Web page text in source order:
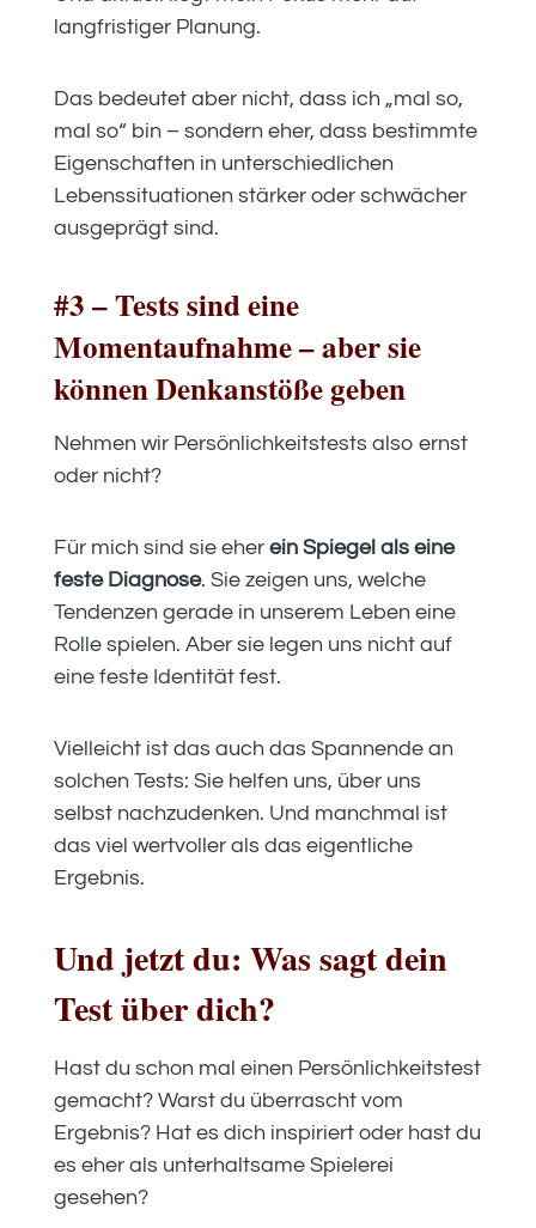
langfristiger Planung.
Das bedeutet aber nicht, dass ich „mal so,
mal so“ bin – sondern eher, dass bestimmte
Eigenschaften in unterschiedlichen
Lebenssituationen stärker oder schwächer
ausgeprägt sind.
#3 – Tests sind eine
Momentaufnahme – aber sie
können Denkanstöße geben
Nehmen wir Persönlichkeitstests also ernst
oder nicht?
Für mich sind sie eher ein Spiegel als eine
feste Diagnose. Sie zeigen uns, welche
Tendenzen gerade in unserem Leben eine
Rolle spielen. Aber sie legen uns nicht auf
eine feste Identität fest.
Vielleicht ist das auch das Spannende an
solchen Tests: Sie helfen uns, über uns
selbst nachzudenken. Und manchmal ist
das viel wertvoller als das eigentliche
Ergebnis.
Und jetzt du: Was sagt dein
Test über dich?
Hast du schon mal einen Persönlichkeitstest
gemacht? Warst du überrascht vom
Ergebnis? Hat es dich inspiriert oder hast du
es eher als unterhaltsame Spielerei
gesehen?